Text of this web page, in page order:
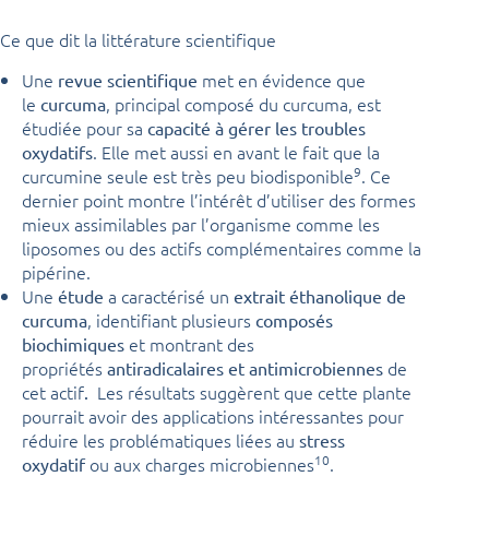
Ce que dit la littérature scientifique
Une revue scientifique met en évidence que
le curcuma, principal composé du curcuma, est
étudiée pour sa capacité à gérer les troubles
oxydatifs. Elle met aussi en avant le fait que la
curcumine seule est très peu biodisponible9. Ce
dernier point montre l’intérêt d’utiliser des formes
mieux assimilables par l’organisme comme les
liposomes ou des actifs complémentaires comme la
pipérine.
Une étude a caractérisé un extrait éthanolique de
curcuma, identifiant plusieurs composés
biochimiques et montrant des
propriétés antiradicalaires et antimicrobiennes de
cet actif Les résultats suggèrent que cette plante
pourrait avoir des applications intéressantes pour
réduire les problématiques liées au stress
oxydatifou aux charges microbiennes10.